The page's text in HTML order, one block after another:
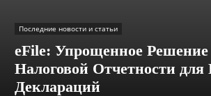
Последние новости и статьи
eFile: Упрощенное Решение
Налоговой Отчетности
Деклараций